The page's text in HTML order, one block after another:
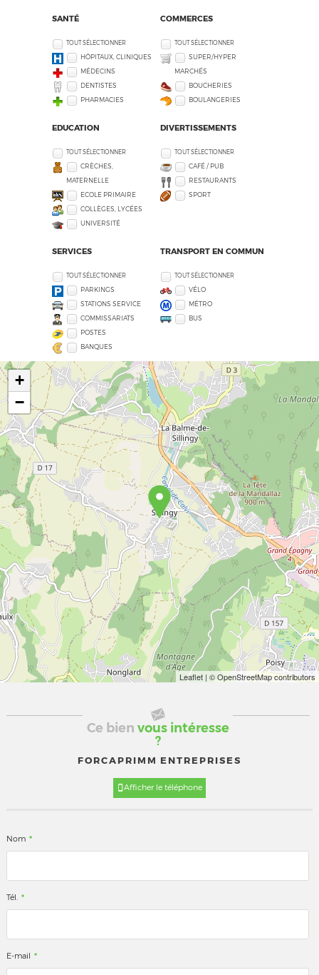
SANTÉ
TOUT SÉLECTIONNER
HÔPITAUX, CLINIQUES
MÉDECINS
DENTISTES
PHARMACIES
COMMERCES
TOUT SÉLECTIONNER
SUPER/HYPER
MARCHÉS
BOUCHERIES
BOULANGERIES
EDUCATION
TOUT SÉLECTIONNER
CRÈCHES,
MATERNELLE
ECOLE PRIMAIRE
COLLÈGES, LYCÉES
UNIVERSITÉ
DIVERTISSEMENTS
TOUT SÉLECTIONNER
CAFÉ / PUB
RESTAURANTS
SPORT
SERVICES
TOUT SÉLECTIONNER
PARKINGS
STATIONS SERVICE
COMMISSARIATS
POSTES
BANQUES
TRANSPORT EN COMMUN
TOUT SÉLECTIONNER
VÉLO
MÉTRO
BUS
+
−
Leaflet | © OpenStreetMap contributors
Ce bien vous intéresse
?
FORCAPRIMM ENTREPRISES
Afficher le téléphone
Nom *
Tél. *
E-mail *